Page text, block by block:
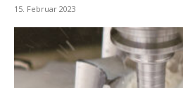
15. Februar 2023